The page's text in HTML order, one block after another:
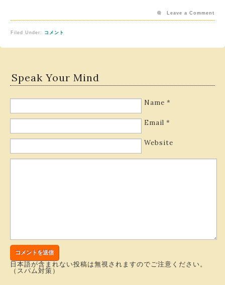
Filed Under: コメント
Leave a Comment
Speak Your Mind
Name *
Email *
Website
日本語が含まれない投稿は無視されますのでご注意ください。
（スパム対策）